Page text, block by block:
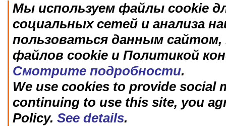
Мы используем файлы cookie
социальных сетей и анализа
пользоваться данным
файлов cookie и Политикой
Смотрите подробности.
We use cookies to provide social
continuing to use this site, you
Policy. See details.